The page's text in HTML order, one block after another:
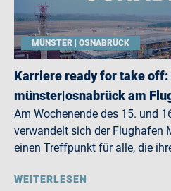
MÜNSTER | OSNABRÜCK
Karriere ready for take off:
münster|osnabrück am
Am Wochenende des 15. und
verwandelt sich der Flughafen
einen Treffpunkt für alle, die
WEITERLESEN